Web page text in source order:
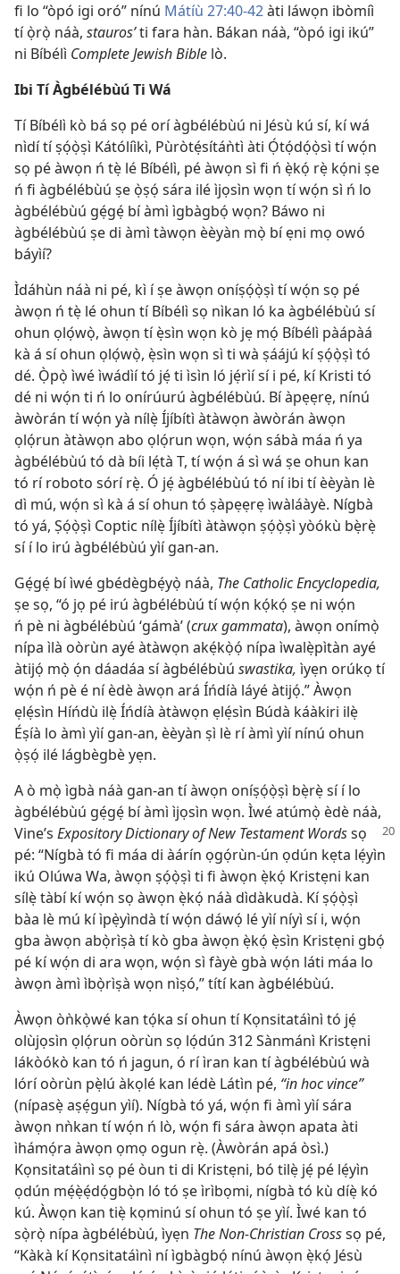
fi lo “òpó igi oró” nínú Mátíù 27:40-42àti láwọn ibòmíì
tí ọ̀rọ̀ náà, staurosʹti fara hàn. Bákan náà, “òpó igi ikú”
ni Bíbélì Complete Jewish Bible lò.
Ibi Tí Àgbélébùú Ti Wá
Tí Bíbélì kò bá sọ pé orí àgbélébùú ni Jésù kú sí, kí wá
nìdí tí ṣọ́ọ̀ṣì Kátólíìkì, Pùròtẹ́sítáǹtì àti Ọ́tọ́dọ́ọ̀sì tí wọ́n
sọ pé àwọn ń tẹ̀ lé Bíbélì, pé àwọn sì fi ń ẹ̀kọ́ rẹ̀ kọ́ni ṣe
ń fi àgbélébùú ṣe ọ̀ṣọ́ sára ilé ìjọsìn wọn tí wọ́n sì ń lo
àgbélébùú gẹ́gẹ́ bí àmì ìgbàgbọ́ wọn? Báwo ni
àgbélébùú ṣe di àmì tàwọn èèyàn mọ̀ bí ẹni mọ owó
báyìí?
Ìdáhùn náà ni pé, kì í ṣe àwọn oníṣọ́ọ̀ṣì tí wọ́n sọ pé
àwọn ń tẹ̀ lé ohun tí Bíbélì sọ nìkan ló ka àgbélébùú sí
ohun ọlọ́wọ̀, àwọn tí ẹ̀sìn wọn kò jẹ mọ́ Bíbélì pàápàá
kà á sí ohun ọlọ́wọ̀, ẹ̀sìn wọn sì ti wà ṣáájú kí ṣọ́ọ̀ṣì tó
dé. Ọ̀pọ̀ ìwé ìwádìí tó jẹ́ ti ìsìn ló jẹ́rìí sí i pé, kí Kristi tó
dé ni wọ́n ti ń lo onírúurú àgbélébùú. Bí àpẹẹrẹ, nínú
àwòrán tí wọ́n yà nílẹ̀ Íjíbítì àtàwọn àwòrán àwọn
ọlọ́run àtàwọn abo ọlọ́run wọn, wọ́n sábà máa ń ya
àgbélébùú tó dà bíi lẹ́tà T, tí wọ́n á sì wá ṣe ohun kan
tó rí roboto sórí rẹ̀. Ó jẹ́ àgbélébùú tó ní ibi tí èèyàn lè
dì mú, wọ́n sì kà á sí ohun tó ṣàpẹẹrẹ ìwàláàyè. Nígbà
tó yá, Ṣọ́ọ̀ṣì Coptic nílẹ̀ Íjíbítì àtàwọn ṣọ́ọ̀ṣì yòókù bẹ̀rẹ̀
sí í lo irú àgbélébùú yìí gan-an.
Gẹ́gẹ́ bí ìwé gbédègbẹ́yọ̀ náà, The Catholic Encyclopedia,
ṣe sọ, “ó jọ pé irú àgbélébùú tí wọ́n kọ́kọ́ ṣe ni wọ́n
ń pè ni àgbélébùú ‘gámà’ (crux gammata), àwọn onímọ̀
nípa ìlà oòrùn ayé àtàwọn akẹ́kọ̀ọ́ nípa ìwalẹ̀pìtàn ayé
àtijọ́ mọ̀ ọ́n dáadáa sí àgbélébùú swastika, ìyẹn orúkọ tí
wọ́n ń pè é ní èdè àwọn ará Íńdíà láyé àtijọ́.” Àwọn
ẹlẹ́sìn Híńdù ilẹ̀ Íńdíà àtàwọn ẹlẹ́sìn Búdà káàkiri ilẹ̀
Éṣíà lo àmì yìí gan-an, èèyàn ṣì lè rí àmì yìí nínú ohun
ọ̀ṣọ́ ilé lágbègbè yẹn.
A ò mọ̀ ìgbà náà gan-an tí àwọn oníṣọ́ọ̀ṣì bẹ̀rẹ̀ sí í lo
àgbélébùú gẹ́gẹ́ bí àmì ìjọsìn wọn. Ìwé atúmọ̀ èdè náà,
Vine’s Expository Dictionary of New Testament Wordssọ
pé: “Nígbà tó fi máa di àárín ọgọ́rùn-ún ọdún kẹta lẹ́yìn
ikú Olúwa Wa, àwọn ṣọ́ọ̀ṣì ti fi àwọn ẹ̀kọ́ Kristẹni kan
sílẹ̀ tàbí kí wọ́n sọ àwọn ẹ̀kọ́ náà dìdàkudà. Kí ṣọ́ọ̀ṣì
bàa lè mú kí ìpẹ̀yìndà tí wọ́n dáwọ́ lé yìí níyì sí i, wọ́n
gba àwọn abọ̀rìṣà tí kò gba àwọn ẹ̀kọ́ ẹ̀sìn Kristẹni gbọ́
pé kí wọ́n di ara wọn, wọ́n sì fàyè gbà wọ́n láti máa lo
àwọn àmì ìbọ̀rìṣà wọn nìṣó,” títí kan àgbélébùú.
Àwọn òǹkọ̀wé kan tọ́ka sí ohun tí Kọnsitatáìnì tó jẹ́
olùjọsìn ọlọ́run oòrùn sọ lọ́dún 312 Sànmánì Kristẹni
lákòókò kan tó ń jagun, ó rí ìran kan tí àgbélébùú wà
lórí oòrùn pẹ̀lú àkọlé kan lédè Látìn pé, “in hoc vince”
(nípasẹ̀ aṣẹ́gun yìí). Nígbà tó yá, wọ́n fi àmì yìí sára
àwọn nǹkan tí wọ́n ń lò, wọ́n fi sára àwọn apata àti
ìhámọ́ra àwọn ọmọ ogun rẹ̀. (Àwòrán apá òsì.)
Kọnsitatáìnì sọ pé òun ti di Kristẹni, bó tilẹ̀ jẹ́ pé lẹ́yìn
ọdún mẹ́ẹ̀ẹ́dọ́gbọ̀n ló tó ṣe ìrìbọmi, nígbà tó kù díẹ̀ kó
kú. Àwọn kan tiẹ̀ kọminú sí ohun tó ṣe yìí. Ìwé kan tó
sọ̀rọ̀ nípa àgbélébùú, ìyẹn The Non-Christian Crosssọ pé,
“Kàkà kí Kọnsitatáìnì ní ìgbàgbọ́ nínú àwọn ẹ̀kọ́ Jésù